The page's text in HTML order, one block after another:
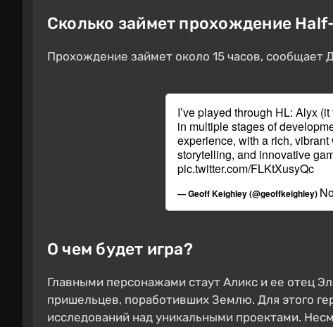
Сколько займет прохождение
Прохождение займет около 15 часов, сообщает
I’ve played through HL: Alyx
in multiple stages of
experience, with a rich,
storytelling, and innovative
pic.twitter.com/FLKtXusyQc
— Geoff Keighley (@geoffkeighley)
О чем будет игра?
Главными персонажами стаут Аликс и ее отец
пришельцев, поработивших Землю. Для этого
исследований над уникальными проектами.